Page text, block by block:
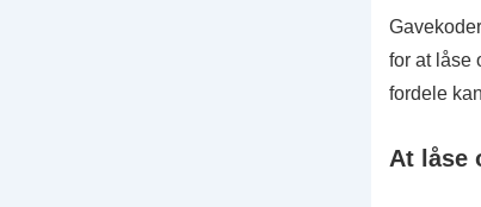
for at låse
fordele
At låse